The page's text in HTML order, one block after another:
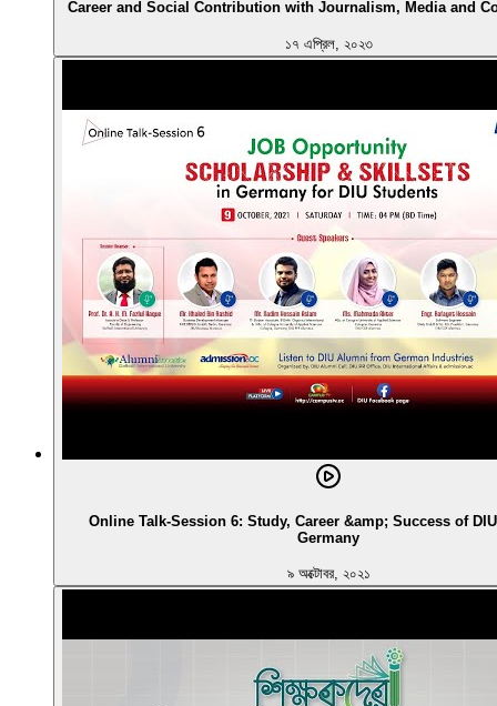
Career and Social Contribution with Journalism, Media and
১৭ এপ্রিল, ২০২৩
Online Talk-Session 6: Study, Career &amp; Success of
Germany
৯ অক্টোবর, ২০২১